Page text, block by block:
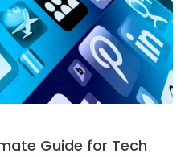
Guide for Tech